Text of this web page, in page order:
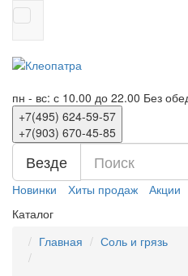
пн - вс: с 10.00 до 22.00 Без
+7(495) 624-59-57
+7(903) 670-45-85
Везде
Новинки Хиты продаж Акции
Каталог
Главная
Соль и грязь